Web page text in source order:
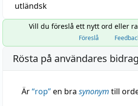
utländsk
Vill du föreslå ett nytt ord eller
Föreslå
Rösta på användares bidrag
Är“rop”en bra synonym till